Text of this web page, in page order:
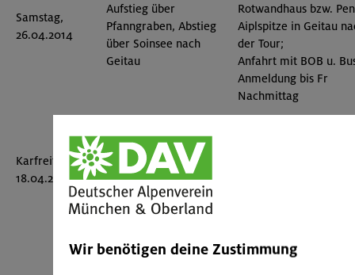
Samstag,
26.04.2014
Aufstieg über
Pfanngraben, Abstieg
über Soinsee nach
Geitau
Rotwandhaus bzw.
Aiplspitze in Geitau
der Tour;
Anfahrt mit BOB u.
Anmeldung bis Fr
Nachmittag
Karfreitag,
18.04.2014
(1509 m)
Brandenberger Alpen,
Ausgangspunkt:
Wanderparkpl.
Krummsee/Kramsach
Weihenstephan
mit Rad von
Wir benötigen deine Zustimmung